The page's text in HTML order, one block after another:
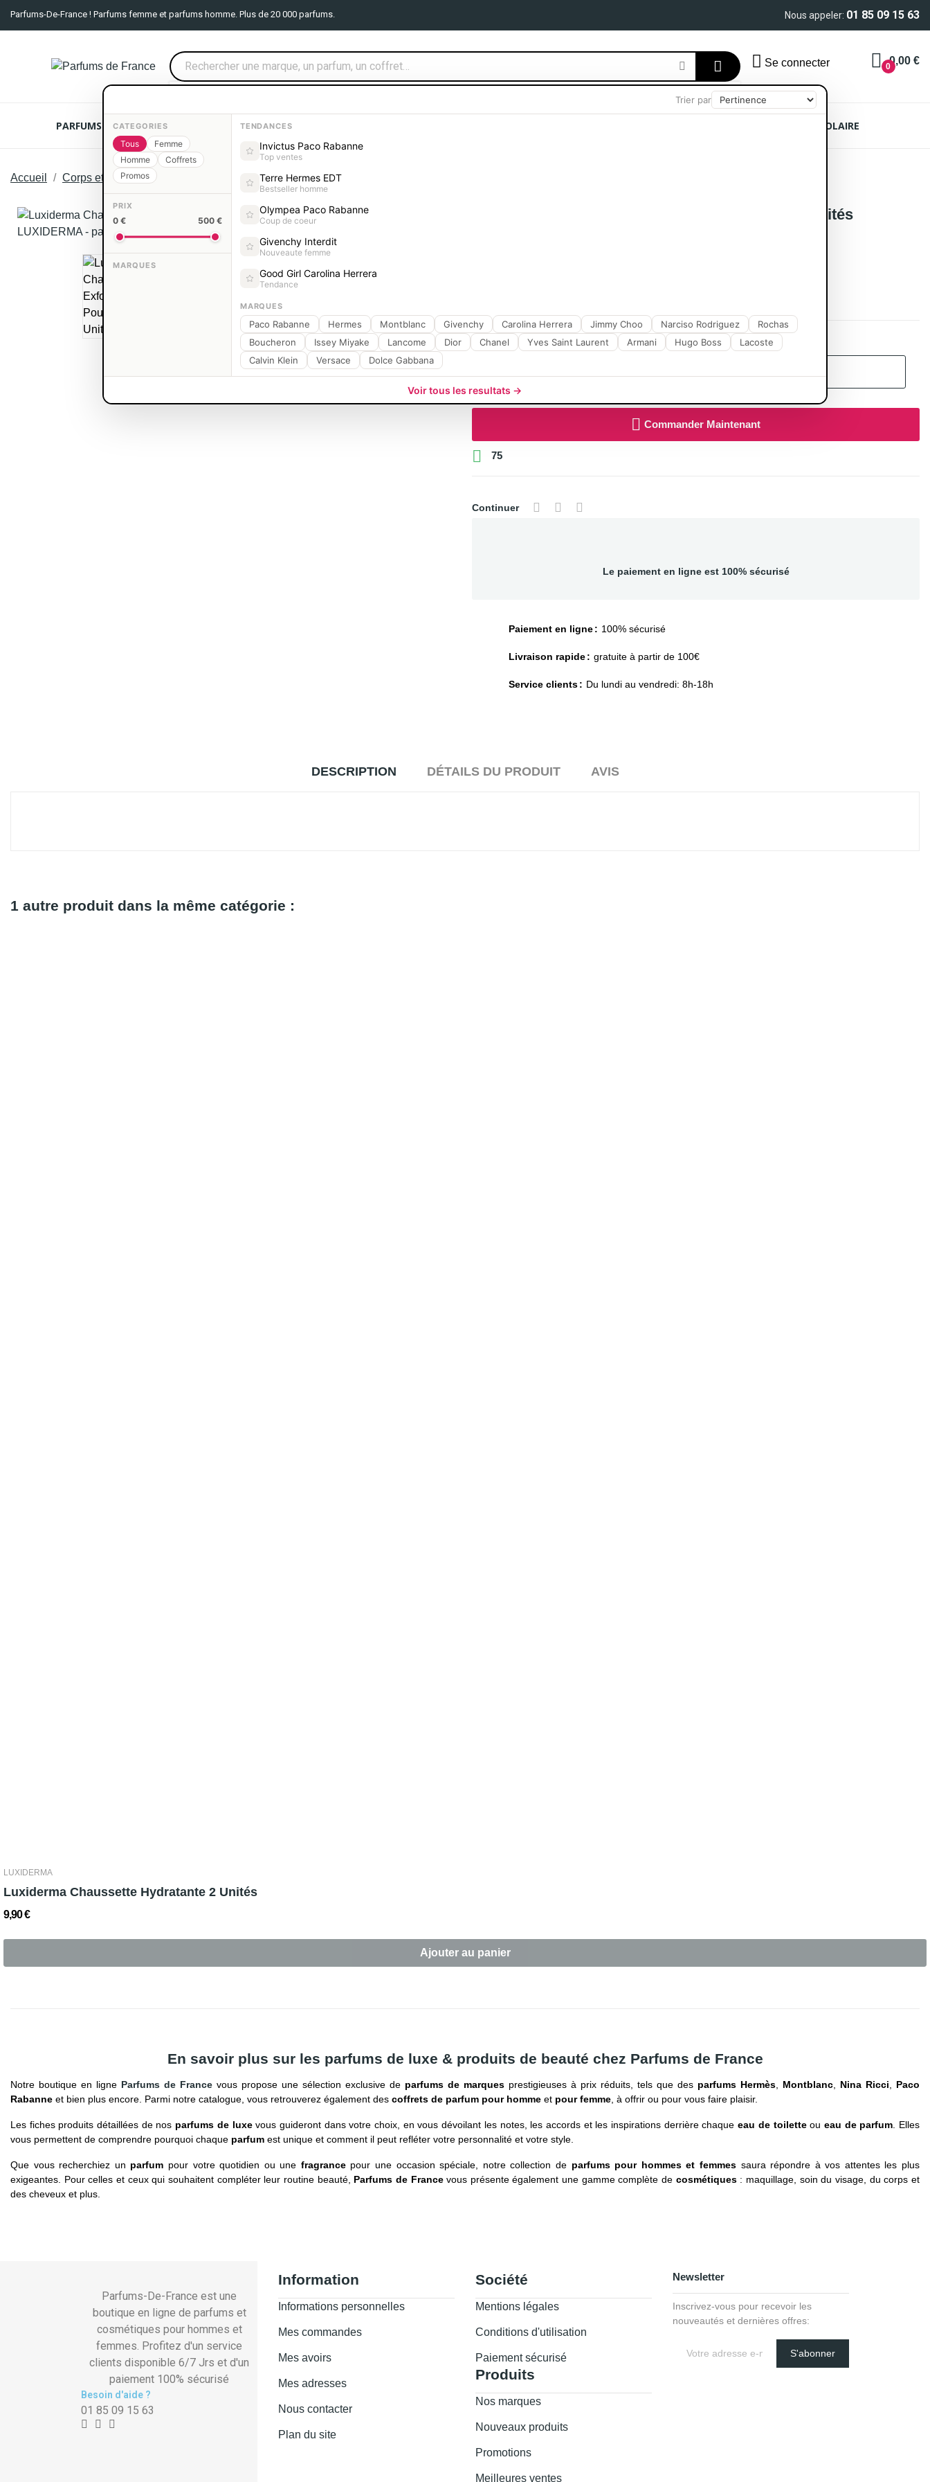
Parfums-De-France ! Parfums femme et parfums homme. Plus de 20 000 parfums. Nous appeler: 01 85 09 15 63
Se connecter 0,00 €
0
PARFUMS FEMME PARFUMS HOMME COFFRETS PARFUMS PROTECTION SOLAIRE
Accueil Corps et Bain Produits corps et bain LUXIDERMA Luxiderma Chaussette Exfoliante Pour Pieds 2 Unités
Luxiderma Chaussette Exfoliante Pour Pieds 2 Unités
Commander Maintenant
 75
Continuer
Le paiement en ligne est 100% sécurisé
Paiement en ligne 100% sécurisé
Livraison rapide gratuite à partir de 100€
Service clients Du lundi au vendredi: 8h-18h
DESCRIPTION DÉTAILS DU PRODUIT AVIS
1 autre produit dans la même catégorie :
LUXIDERMA
Luxiderma Chaussette Hydratante 2 Unités
9,90 €
Ajouter au panier
En savoir plus sur les parfums de luxe & produits de beauté chez Parfums de France
Notre boutique en ligne Parfums de France vous propose une sélection exclusive de parfums de marques prestigieuses à prix réduits, tels que des parfums Hermès Montblanc Nina Ricci
Paco
Rabanne et bien plus encore. Parmi notre catalogue, vous retrouverez également des coffrets de parfum pour homme et pour femme , à offrir ou pour vous faire plaisir.
Les fiches produits détaillées de nos parfums de luxevous guideront dans votre choix, en vous dévoilant les notes, les accords et les inspirations derrière chaqueeau de toiletteou eau de parfum . Elles
vous permettent de comprendre pourquoi chaque parfum est unique et comment il peut refléter votre personnalité et votre style.
Que vous recherchiez un parfum pour votre quotidien ou une fragrancepour une occasion spéciale, notre collection de parfums pour hommes et femmessaura répondre à vos attentes les plus
exigeantes. Pour celles et ceux qui souhaitent compléter leur routine beauté, Parfums de Francevous présente également une gamme complète de cosmétiques: maquillage, soin du visage, du corps et
des cheveux et plus.
Parfums-De-France est une
boutique en ligne de parfums et
cosmétiques pour hommes et
femmes. Profitez d'un service
clients disponible 6/7 Jrs et d'un
paiement 100% sécurisé
Besoin d'aide ?
01 85 09 15 63
Information
Informations personnelles
Mes commandes
Mes avoirs
Mes adresses
Nous contacter
Plan du site
Société
Mentions légales
Conditions d'utilisation
Paiement sécurisé
Produits
Nos marques
Nouveaux produits
Promotions
Meilleures ventes
Newsletter
Inscrivez-vous pour recevoir les
nouveautés et dernières offres:
S'abonner
Trier par
CATEGORIES
Tous
Femme
Homme
Coffrets
Promos
PRIX
0 € 500 €
MARQUES
TENDANCES
Invictus Paco Rabanne
Top ventes
Terre Hermes EDT
Bestseller homme
Olympea Paco Rabanne
Coup de coeur
Givenchy Interdit
Nouveaute femme
Good Girl Carolina Herrera
Tendance
MARQUES
Paco Rabanne Hermes Montblanc Givenchy Carolina Herrera Jimmy Choo Narciso Rodriguez
Rochas
Boucheron
Issey Miyake Lancome Dior Chanel Yves Saint Laurent Armani Hugo Boss
Lacoste
Calvin Klein
Versace Dolce Gabbana
Voir tous les resultats →